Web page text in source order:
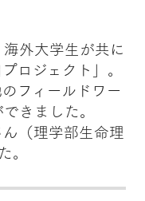
外大学生が共に
ロジェクト」。
フィールドワー
きました。
（理学部生命理